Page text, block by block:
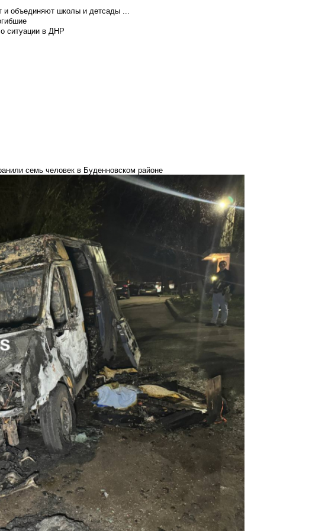
объединяют школы и детсады ...
ситуации в ДНР
семь человек в Буденновском районе